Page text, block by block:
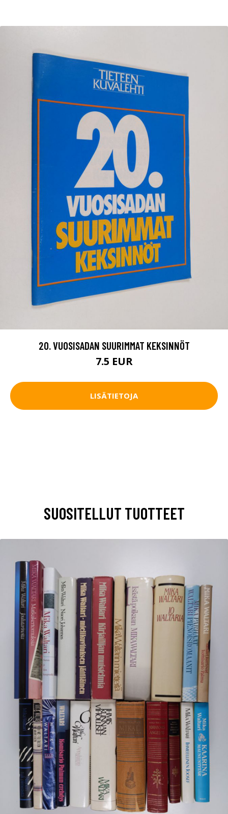
20. VUOSISADAN SUURIMMAT KEKSINNÖT
7.5 EUR
LISÄTIETOJA
SUOSITELLUT TUOTTEET